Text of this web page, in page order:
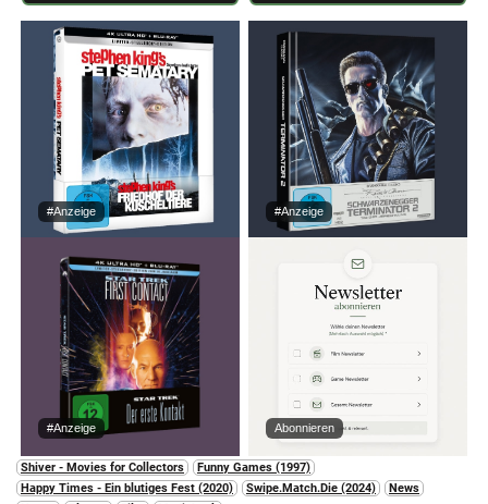
#Anzeige #Anzeige
#Anzeige Abonnieren
Shiver - Movies for Collectors
Funny Games (1997)
Happy Times - Ein blutiges Fest (2020)
Swipe.Match.Die (2024)
News